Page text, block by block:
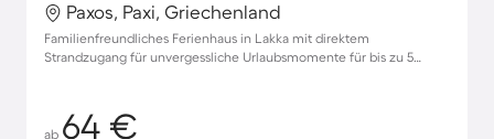
Paxos, Paxi, Griechenland
Familienfreundliches Ferienhaus in Lakka mit direktem
Strandzugang für unvergessliche Urlaubsmomente für bis zu 5
ab 64 €